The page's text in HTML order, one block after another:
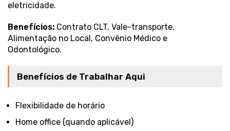
eletricidade.
Benefícios: Contrato CLT, Vale-transporte,
Alimentação no Local, Convênio Médico e
Odontológico.
Benefícios de Trabalhar Aqui
Flexibilidade de horário
Home office (quando aplicável)